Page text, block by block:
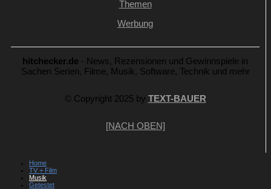
Themen
Werbung
hitchecker.de - News, Rezensionen und Gewinnspiele in
Sachen Serien, Filme, Musik, Software, Technik und mehr
© Copyright 2025 by TEXT-BAUER
[NACH OBEN]
Home
TV + Film
Musik
Getestet